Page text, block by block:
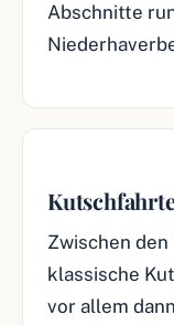
Abschnitte
Zwischen
klassische
vor allem